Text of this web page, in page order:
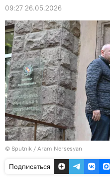
09:27 26.05.2026
© Sputnik / Aram Nersesyan
Подписаться